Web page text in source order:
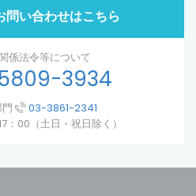
問い合わせはこちら
係法令等について
3934
03-3861-2341
：00（土日・祝日除く）